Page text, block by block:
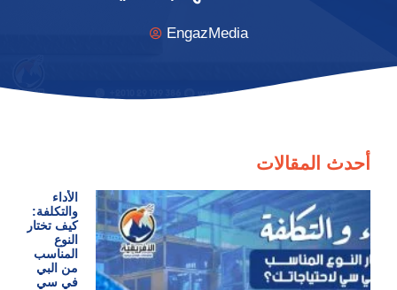
EngazMedia
أحدث المقالات
الأداء
والتكلفة:
كيف تختار
النوع
المناسب
من البي
في سي